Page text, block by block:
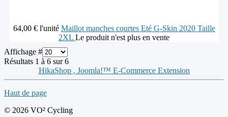
64,00 € l'unité Maillot manches courtes Eté G-Skin 2020 Taille
2XL Le produit n'est plus en vente
Affichage #
Résultats 1 à 6 sur 6
HikaShop , Joomla!™ E-Commerce Extension
Haut de page
© 2026 VO² Cycling